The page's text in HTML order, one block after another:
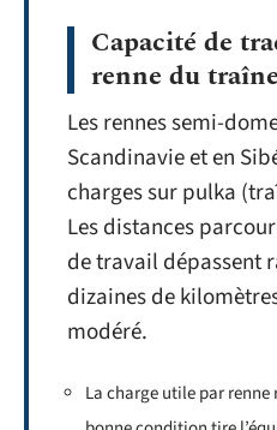
Capacité de
renne du
Les rennes semi-
Scandinavie et en
charges sur pulka
Les distances
de travail dépassent
dizaines de
modéré.
La charge utile par